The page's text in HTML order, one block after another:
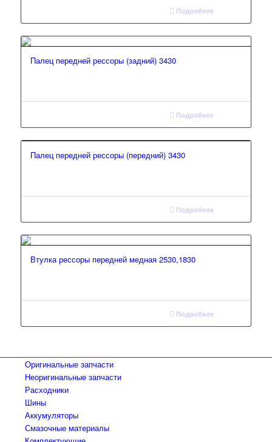
Подробнее
Палец передней рессоры (задний) 3430
Подробнее
Палец передней рессоры (передний) 3430
Подробнее
Втулка рессоры передней медная 2530,1830
Подробнее
Оригинальные запчасти
Неоригинальные запчасти
Расходники
Шины
Аккумуляторы
Смазочные материалы